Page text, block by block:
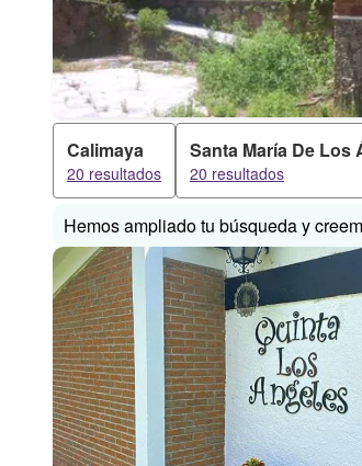
Calimaya
20 resultados
Santa María De Los
20 resultados
Hemos ampliado tu búsqueda y